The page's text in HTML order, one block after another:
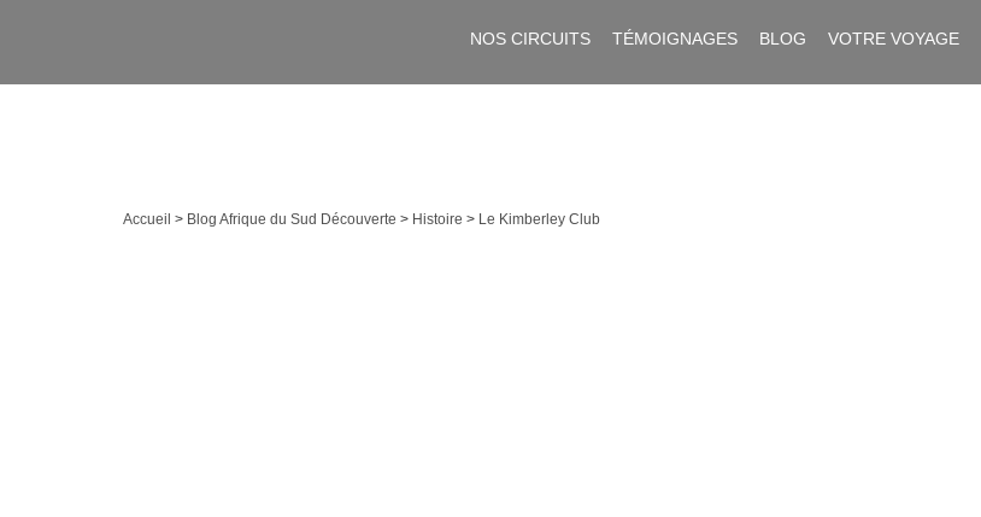
NOS CIRCUITS TÉMOIGNAGES BLOG VOTRE VOYAGE
Accueil > Blog Afrique du Sud Découverte > Histoire > Le Kimberley Club